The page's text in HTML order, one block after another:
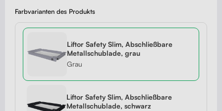
Farbvarianten des Produkts
Liftor Safety Slim, Abschließbare
Metallschublade, grau
Grau
Liftor Safety Slim, Abschließbare
Metallschublade, schwarz